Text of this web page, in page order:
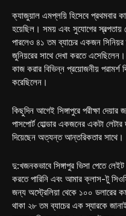
ক্যাজুয়াল এমপ্লয়ি হিসেবে প্রথমবার
হয়েছিল। সময় এবং সুযোগের স্বল্পতায়
পারলেও ৪১ তম ব্যাচের একজন
জুনিয়রের সাথে দেখা করতে এসেছিলেন।
কাজ করার বিভিন্ন প্রয়োজনীয় পরামর্শ
করেছিলেন।
কিছুদিন আগেই সিঙ্গাপুরে পরীক্ষা
পাসপোর্ট হোল্ডার একজনের একটা
দিয়েছেন অত্যন্ত আন্তরিকতার সাথে।
দু:খজনকভাবে সিঙ্গাপুর ভিসা পেতে লেইট
করতে পারিনি এবং আমার ক্লাস-টু
জন্য অস্ট্রেলিয়া থেকে ১০০ ডলারের কম
থাকা ২৮ তম ব্যাচের এক স্যারকে